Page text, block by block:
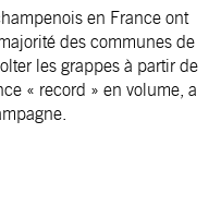
en France ont
des communes de
les grappes à partir de
« record » en volume, a